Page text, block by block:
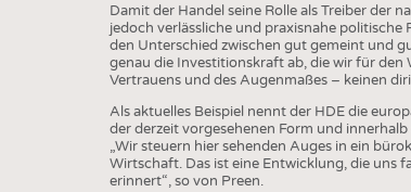
BUSINESS
UNTERNEHMEN
AUSSCHREIBUNGEN
DTV AUSSCHREIBUNGSDIENST
Damit der Handel seine Rolle als Treiber der
jedoch verlässliche und praxisnahe
den Unterschied zwischen gut gemeint und
genau die Investitionskraft ab, die wir für
Vertrauens und des Augenmaßes – keinen
Als aktuelles Beispiel nennt der HDE die
der derzeit vorgesehenen Form und
„Wir steuern hier sehenden Auges in ein
Wirtschaft. Das ist eine Entwicklung, die uns
erinnert“, so von Preen.